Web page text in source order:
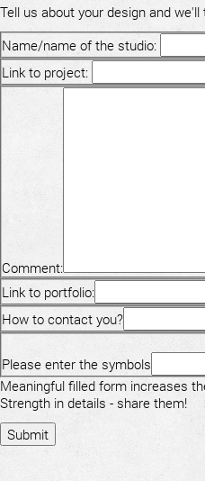
Tell us about your design and
Name/name of the studio:
Link to project:
Comment:
Link to portfolio:
How to contact you?
Please enter the symbols
Meaningful filled form increases
Strength in details - share them!